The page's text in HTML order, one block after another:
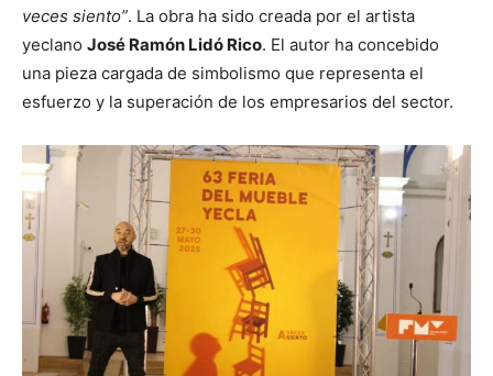
veces siento”. La obra ha sido creada por el artista
yeclano José Ramón Lidó Rico. El autor ha concebido
una pieza cargada de simbolismo que representa el
esfuerzo y la superación de los empresarios del sector.